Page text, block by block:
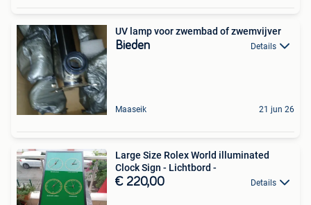
UV lamp voor zwembad of zwemvijver
Bieden Details
Maaseik 21 jun 26
Large Size Rolex World illuminated
Clock Sign - Lichtbord -
€ 220,00 Details